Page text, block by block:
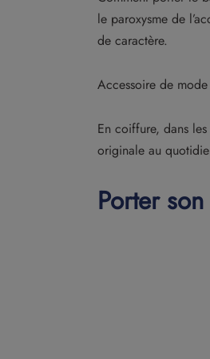
le paroxysme de
de caractère.
Accessoire de
En coiffure, dans
originale au
Porter